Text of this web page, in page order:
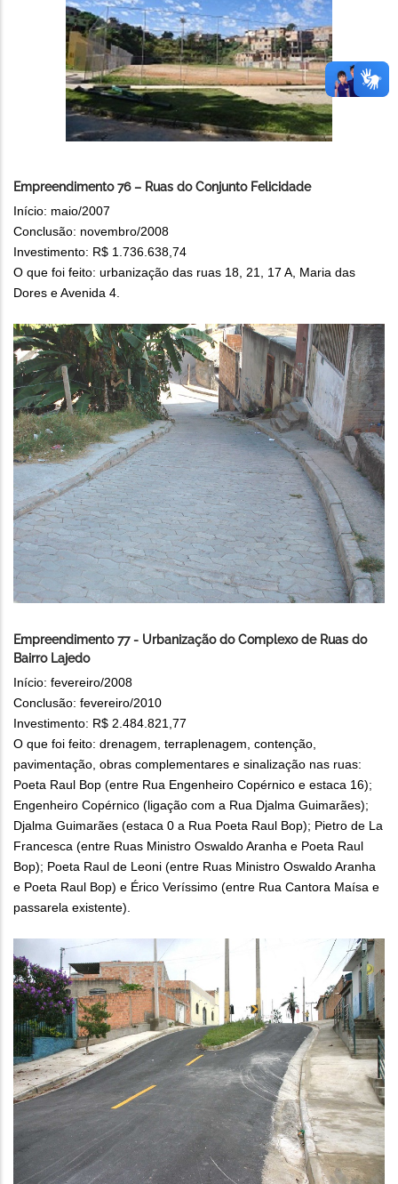
Empreendimento 76 – Ruas do Conjunto Felicidade
Início: maio/2007
Conclusão: novembro/2008
Investimento: R$ 1.736.638,74
O que foi feito: urbanização das ruas 18, 21, 17 A, Maria das
Dores e Avenida 4.
Empreendimento 77 - Urbanização do Complexo de Ruas do
Bairro Lajedo
Início: fevereiro/2008
Conclusão: fevereiro/2010
Investimento: R$ 2.484.821,77
O que foi feito: drenagem, terraplenagem, contenção,
pavimentação, obras complementares e sinalização nas ruas:
Poeta Raul Bop (entre Rua Engenheiro Copérnico e estaca 16);
Engenheiro Copérnico (ligação com a Rua Djalma Guimarães);
Djalma Guimarães (estaca 0 a Rua Poeta Raul Bop); Pietro de La
Francesca (entre Ruas Ministro Oswaldo Aranha e Poeta Raul
Bop); Poeta Raul de Leoni (entre Ruas Ministro Oswaldo Aranha
e Poeta Raul Bop) e Érico Veríssimo (entre Rua Cantora Maísa e
passarela existente).